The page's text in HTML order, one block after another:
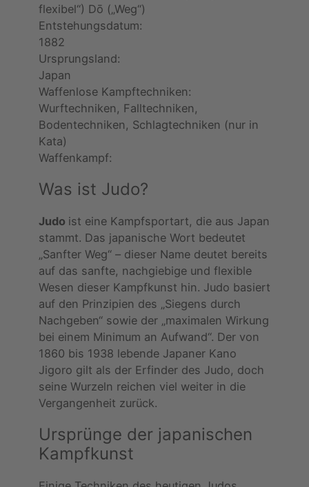
flexibel“) Dō („Weg“)
Entstehungsdatum:
1882
Ursprungsland:
Japan
Waffenlose Kampftechniken:
Wurftechniken, Falltechniken,
Bodentechniken, Schlagtechniken (nur in
Kata)
Waffenkampf:
Was ist Judo?
Judo ist eine Kampfsportart, die aus Japan
stammt. Das japanische Wort bedeutet
„Sanfter Weg“ – dieser Name deutet bereits
auf das sanfte, nachgiebige und flexible
Wesen dieser Kampfkunst hin. Judo basiert
auf den Prinzipien des „Siegens durch
Nachgeben“ sowie der „maximalen Wirkung
bei einem Minimum an Aufwand“. Der von
1860 bis 1938 lebende Japaner Kano
Jigoro gilt als der Erfinder des Judo, doch
seine Wurzeln reichen viel weiter in die
Vergangenheit zurück.
Ursprünge der japanischen
Kampfkunst